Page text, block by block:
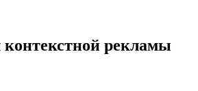
рекламы